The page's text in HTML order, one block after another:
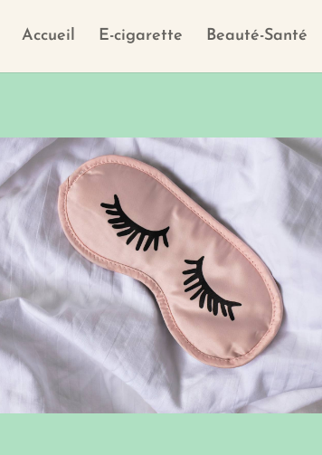
Accueil E-cigarette Beauté-Santé